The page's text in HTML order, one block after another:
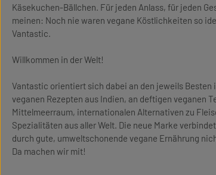
Käsekuchen-Bällchen. Für jeden Anlass, für jeden
meinen: Noch nie waren vegane Köstlichkeiten so
Vantastic.
Willkommen in der Welt!
Vantastic orientiert sich dabei an den jeweils
veganen Rezepten aus Indien, an deftigen veganen
Mittelmeerraum, internationalen Alternativen zu
Spezialitäten aus aller Welt. Die neue Marke
durch gute, umweltschonende vegane Ernährung
Da machen wir mit!